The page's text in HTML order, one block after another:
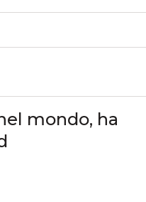
mondo, ha